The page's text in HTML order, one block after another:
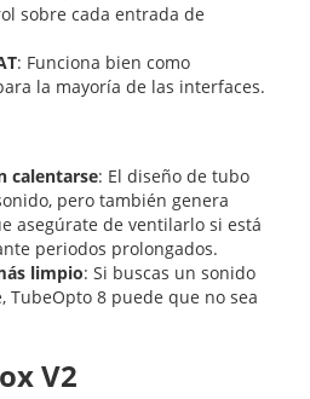
sobre cada entrada de
: Funciona bien como
la mayoría de las interfaces.
calentarse: El diseño de tubo
pero también genera
asegúrate de ventilarlo si está
periodos prolongados.
limpio: Si buscas un sonido
TubeOpto 8 puede que no sea
V2